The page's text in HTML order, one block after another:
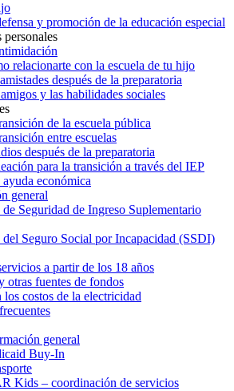
y promoción de la educación especial
personales
relacionarte con la escuela de tu hijo
después de la preparatoria
y las habilidades sociales
de la escuela pública
entre escuelas
después de la preparatoria
para la transición a través del IEP
económica
general
Seguridad de Ingreso Suplementario
Seguro Social por Incapacidad (SSDI)
a partir de los 18 años
otras fuentes de fondos
los costos de la electricidad
general
Buy-In
Kids – coordinación de servicios